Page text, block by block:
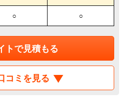
○ ○
トで見積もる
コミを見る